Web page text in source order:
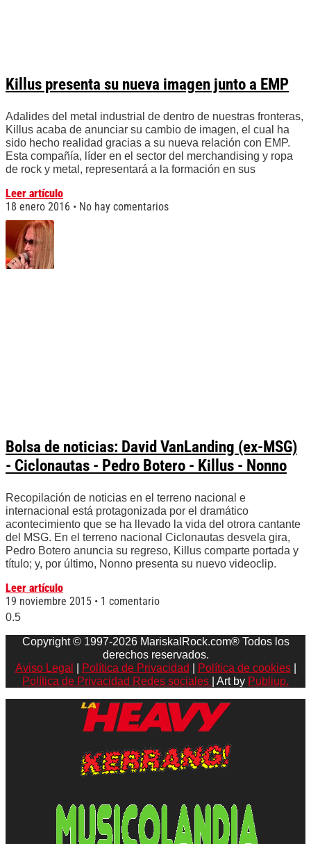
Killus presenta su nueva imagen junto a EMP
Adalides del metal industrial de dentro de nuestras fronteras,
Killus acaba de anunciar su cambio de imagen, el cual ha
sido hecho realidad gracias a su nueva relación con EMP.
Esta compañía, líder en el sector del merchandising y ropa
de rock y metal, representará a la formación en sus
Leer artículo
18 enero 2016
No hay comentarios
Bolsa de noticias: David VanLanding (ex-MSG)
- Ciclonautas - Pedro Botero - Killus - Nonno
Recopilación de noticias en el terreno nacional e
internacional está protagonizada por el dramático
acontecimiento que se ha llevado la vida del otrora cantante
del MSG. En el terreno nacional Ciclonautas desvela gira,
Pedro Botero anuncia su regreso, Killus comparte portada y
título; y, por último, Nonno presenta su nuevo videoclip.
Leer artículo
19 noviembre 2015
1 comentario
Copyright © 1997-2026 MariskalRock.com® Todos los
derechos reservados.
Aviso Legal
Política de Privacidad Política de cookies|
Política de Privacidad Redes sociales
| Art by Publiup.